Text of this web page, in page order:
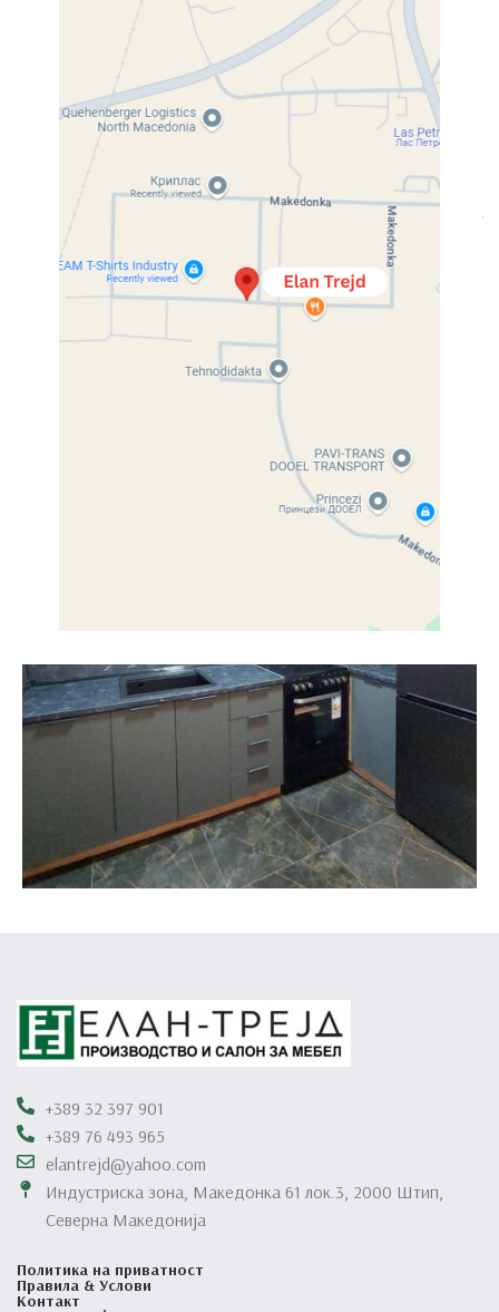
Дизајн, изработка и инсталација
Споделете
Related projects
+389 32 397 901
+389 76 493 965
elantrejd@yahoo.com
Индустриска зона, Македонка 61 лок.3, 2000 Штип,
Северна Македонија
Политика на приватност
Правила & Услови
Контакт